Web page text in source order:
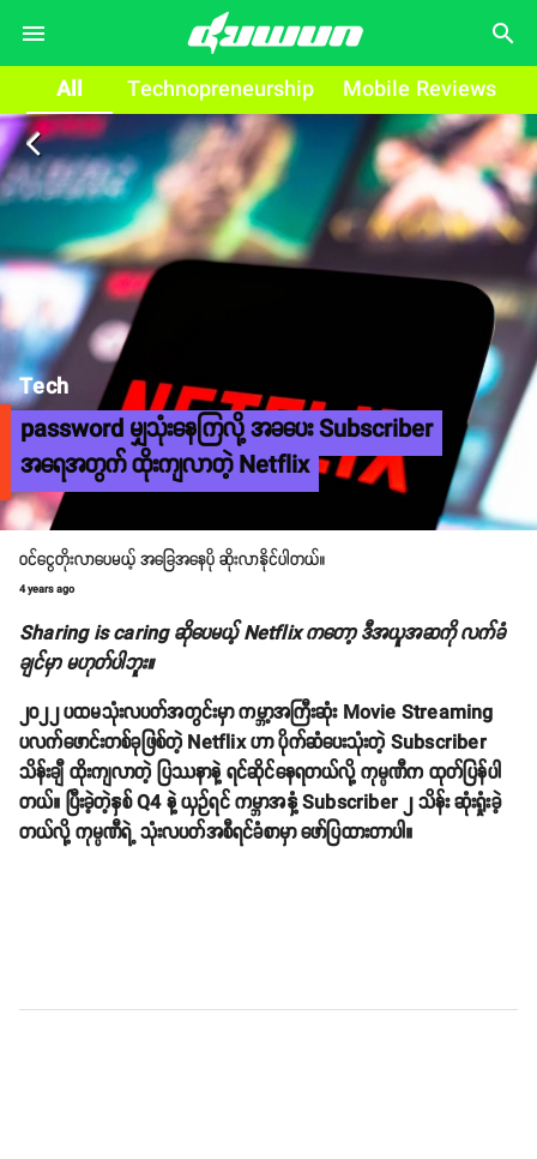
search
All Technopreneurship Mobile Reviews
arrow_back_ios
Tech
password မျှသုံးနေကြလို့ အခပေး Subscriber
အရေအတွက် ထိုးကျလာတဲ့ Netflix
ဝင်ငွေတိုးလာပေမယ့် အခြေအနေပို ဆိုးလာနိုင်ပါတယ်။
4 years ago
Sharing is caring ဆိုပေမယ့် Netflix ကတော့ ဒီအယူအဆကို လက်ခံ
ချင်မှာ မဟုတ်ပါဘူး။
၂၀၂၂ ပထမသုံးလပတ်အတွင်းမှာ ကမ္ဘာ့အကြီးဆုံး Movie Streaming
ပလက်ဖောင်းတစ်ခုဖြစ်တဲ့ Netflix ဟာ ပိုက်ဆံပေးသုံးတဲ့ Subscriber
သိန်းချီ ထိုးကျလာတဲ့ ပြဿနာနဲ့ ရင်ဆိုင်နေရတယ်လို့ ကုမ္ပဏီက ထုတ်ပြန်ပါ
တယ်။ ပြီးခဲ့တဲ့နှစ် Q4 နဲ့ ယှဉ်ရင် ကမ္ဘာအနှံ့ Subscriber ၂ သိန်း ဆုံးရှုံးခဲ့
တယ်လို့ ကုမ္ပဏီရဲ့ သုံးလပတ်အစီရင်ခံစာမှာ ဖော်ပြထားတာပါ။